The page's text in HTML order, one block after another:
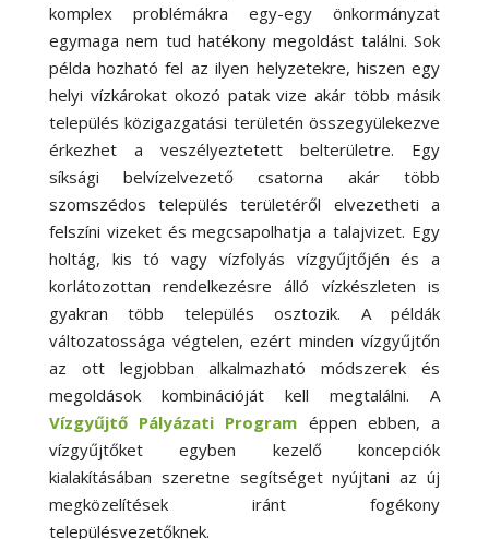
komplex problémákra egy-egy önkormányzat
egymaga nem tud hatékony megoldást találni. Sok
példa hozható fel az ilyen helyzetekre, hiszen egy
helyi vízkárokat okozó patak vize akár több másik
település közigazgatási területén összegyülekezve
érkezhet a veszélyeztetett belterületre. Egy
síksági belvízelvezető csatorna akár több
szomszédos település területéről elvezetheti a
felszíni vizeket és megcsapolhatja a talajvizet. Egy
holtág, kis tó vagy vízfolyás vízgyűjtőjén és a
korlátozottan rendelkezésre álló vízkészleten is
gyakran több település osztozik. A példák
változatossága végtelen, ezért minden vízgyűjtőn
az ott legjobban alkalmazható módszerek és
megoldások kombinációját kell megtalálni. A
Vízgyűjtő Pályázati Program éppen ebben, a
vízgyűjtőket egyben kezelő koncepciók
kialakításában szeretne segítséget nyújtani az új
megközelítések iránt fogékony
településvezetőknek.